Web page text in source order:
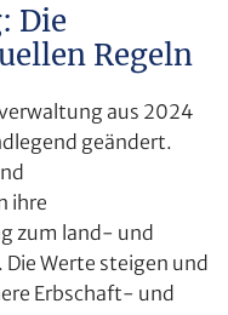
Die
Regeln
aus 2024
geändert.
ihre
zum land- und
Werte steigen und
Erbschaft- und